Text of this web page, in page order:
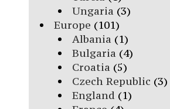
Ungaria (3)
Europe (101)
Albania (1)
Bulgaria (4)
Croatia (5)
Czech Republic (3)
England (1)